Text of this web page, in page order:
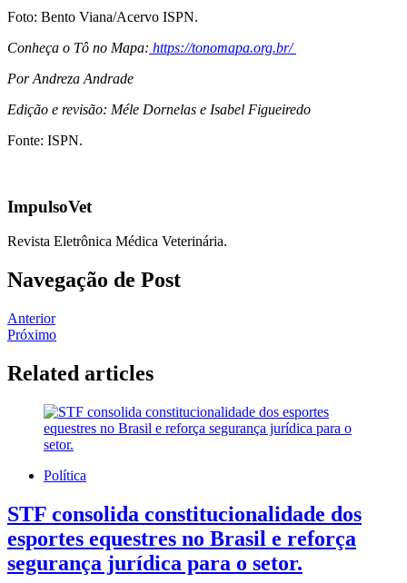
Foto: Bento Viana/Acervo ISPN.
Conheça o Tô no Mapa: https://tonomapa.org.br/
Por Andreza Andrade
Edição e revisão: Méle Dornelas e Isabel Figueiredo
Fonte: ISPN.
ImpulsoVet
Revista Eletrônica Médica Veterinária.
Navegação de Post
Anterior
Próximo
Related articles
Política
STF consolida constitucionalidade dos
esportes equestres no Brasil e reforça
segurança jurídica para o setor.